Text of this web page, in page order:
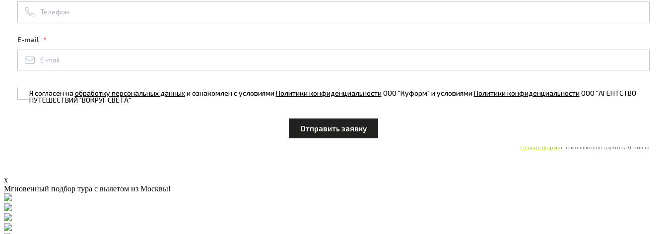
E-mail
Я согласен наобработку персональных данныхи ознакомлен с условиямиПолитики конфиденциальностиООО "Куформ" и условиямиПолитики конфиденциальностиООО "АГЕНТСТВО
ПУТЕШЕСТВИЙ "ВОКРУГ СВЕТА"
Создать форму с помощью конструктора Qform.io
x
Мгновенный подбор тура с вылетом из Москвы!